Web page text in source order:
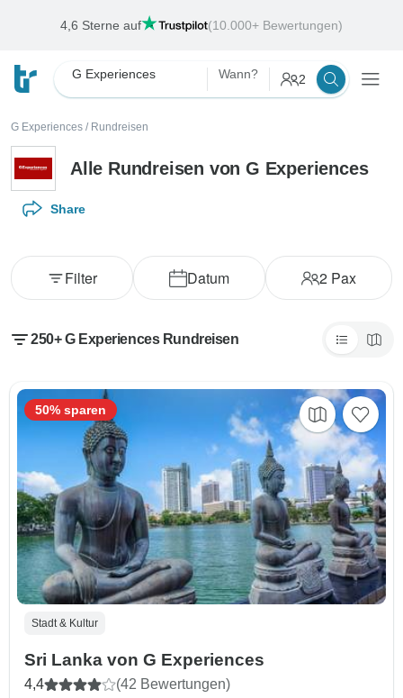
Deals der Woche Endet: 2T 0Std 20Min
G Experiences Wann? 2
G Experiences / Rundreisen
Alle Rundreisen von G Experiences
Share
Datum 2 Pax
Filter
250+ G Experiences Rundreisen
Stadt & Kultur
Sri Lanka von G Experiences
4,4 (42 Bewertungen)
50% sparen